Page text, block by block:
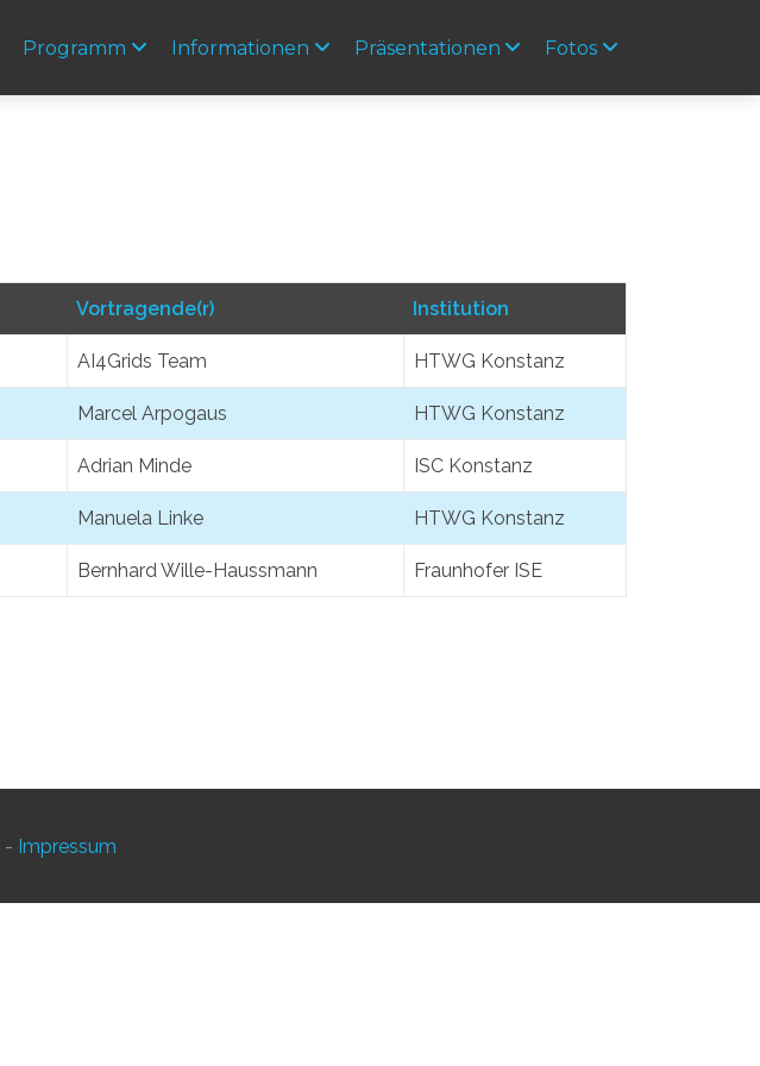
Programm Informationen Präsentationen Fotos
Vortragende(r) Institution
AI4Grids Team HTWG Konstanz
Marcel Arpogaus HTWG Konstanz
Adrian Minde ISC Konstanz
Manuela Linke HTWG Konstanz
Bernhard Wille-Haussmann Fraunhofer ISE
- Impressum